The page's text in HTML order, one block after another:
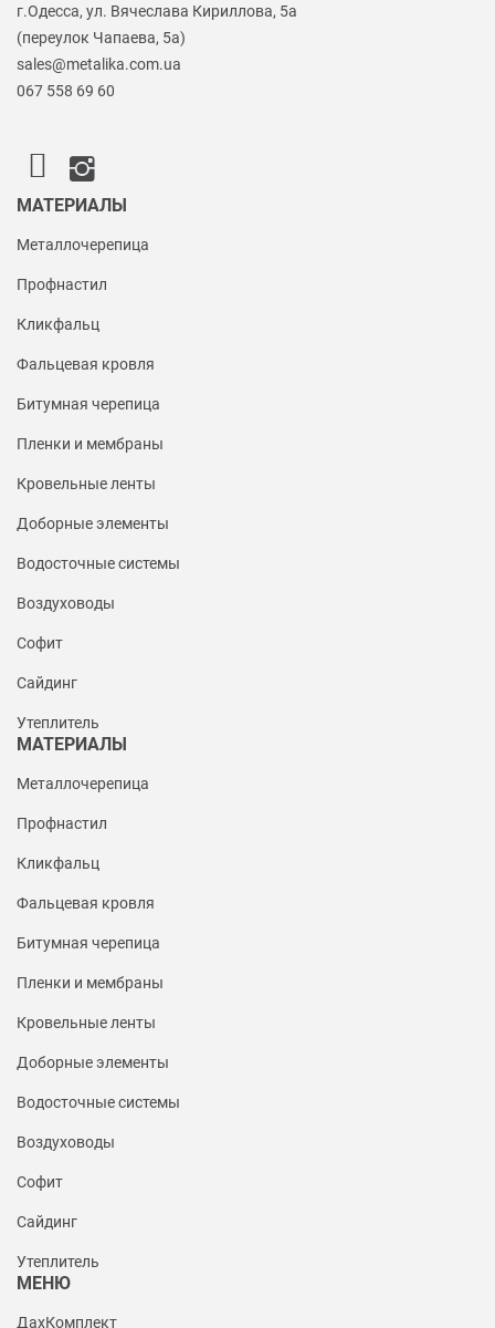
г.Одесса, ул. Вячеслава Кириллова, 5а
(переулок Чапаева, 5а)
sales@metalika.com.ua
067 558 69 60
МАТЕРИАЛЫ
Металлочерепица
Профнастил
Кликфальц
Фальцевая кровля
Битумная черепица
Пленки и мембраны
Кровельные ленты
Доборные элементы
Водосточные системы
Воздуховоды
Софит
Сайдинг
Утеплитель
МАТЕРИАЛЫ
Металлочерепица
Профнастил
Кликфальц
Фальцевая кровля
Битумная черепица
Пленки и мембраны
Кровельные ленты
Доборные элементы
Водосточные системы
Воздуховоды
Софит
Сайдинг
Утеплитель
МЕНЮ
ДахКомплект